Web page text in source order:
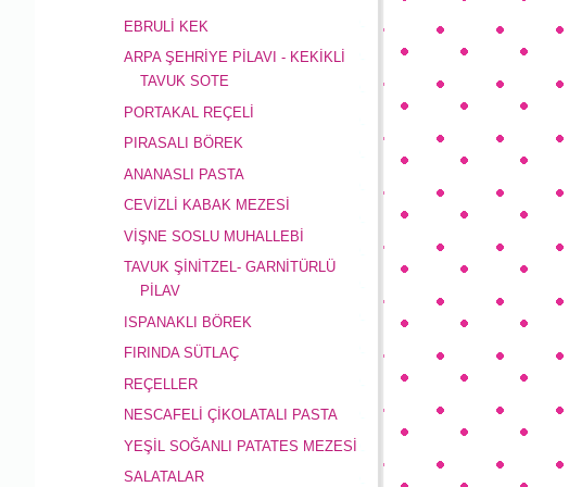
EBRULİ KEK
ARPA ŞEHRİYE PİLAVI - KEKİKLİ
TAVUK SOTE
PORTAKAL REÇELİ
PIRASALI BÖREK
ANANASLI PASTA
CEVİZLİ KABAK MEZESİ
VİŞNE SOSLU MUHALLEBİ
TAVUK ŞİNİTZEL- GARNİTÜRLÜ
PİLAV
ISPANAKLI BÖREK
FIRINDA SÜTLAÇ
REÇELLER
NESCAFELİ ÇİKOLATALI PASTA
YEŞİL SOĞANLI PATATES MEZESİ
SALATALAR